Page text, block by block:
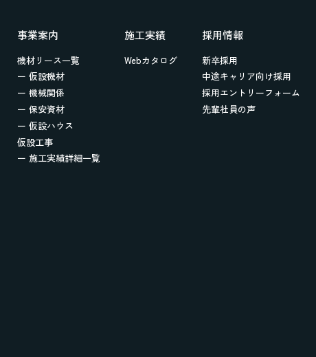
事業案内
機材リース一覧
ー 仮設機材
ー 機械関係
ー 保安資材
ー 仮設ハウス
仮設工事
ー 施工実績詳細一覧
施工実績
Webカタログ
採用情報
新卒採用
中途キャリア向け採用
採用エントリーフォーム
先輩社員の声